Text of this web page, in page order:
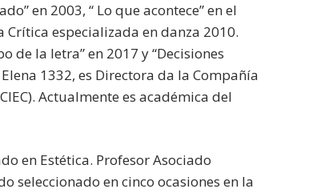
en 2003, “ Lo que acontece” en el
Crítica especializada en danza 2010.
de la letra” en 2017 y “Decisiones
1332, es Directora da la Compañía
Actualmente es académica del
en Estética. Profesor Asociado
seleccionado en cinco ocasiones en la